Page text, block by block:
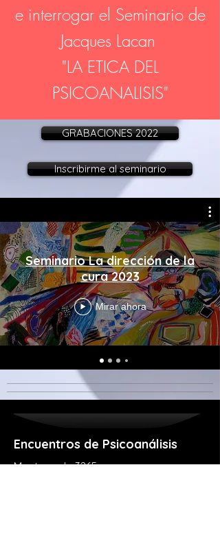
e interrogar el Seminario de
Jacques Lacan
"LA ETICA DEL
PSICOANALISIS"
GRABACIONES 2022
Inscribirme al seminario
Seminario La dirección de la
cura 2023
Mirar ahora
Encuentros de Psicoanálisis​
Monteverde 3265